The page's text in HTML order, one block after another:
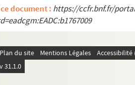
document : https://ccfr.bnf.fr/
Plan du site Mentions Légales
v 31.1.0